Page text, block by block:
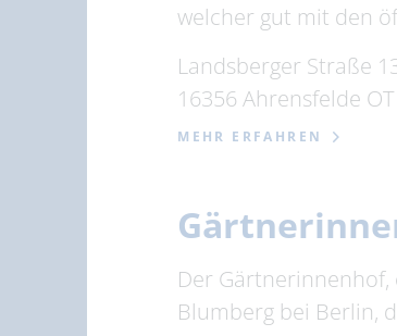
welcher gut mit den
Landsberger Straße
16356 Ahrensfelde
MEHR ERFAHREN
Der
Blumberg bei Berlin,